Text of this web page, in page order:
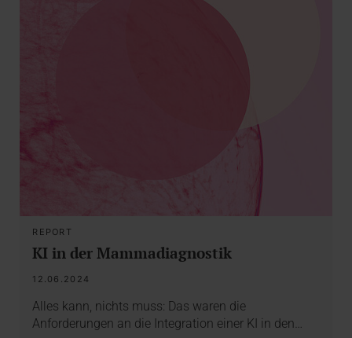
REPORT
KI in der Mammadiagnostik
12.06.2024
Alles kann, nichts muss: Das waren die
Anforderungen an die Integration einer KI in den…